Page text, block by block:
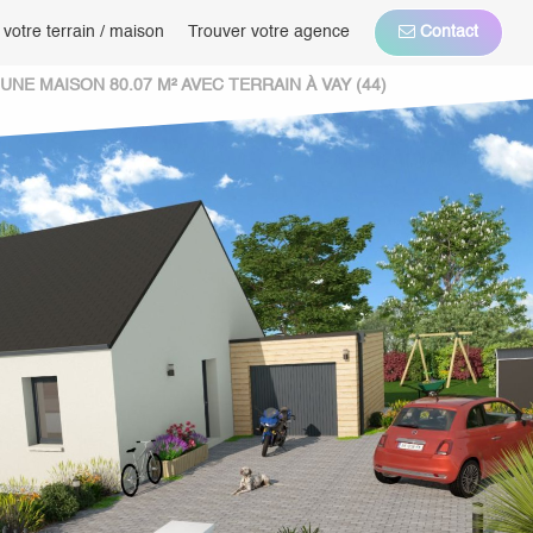
terrain / maison Trouver votre agence Contact
MAISON 80.07 M² AVEC TERRAIN À VAY (44)